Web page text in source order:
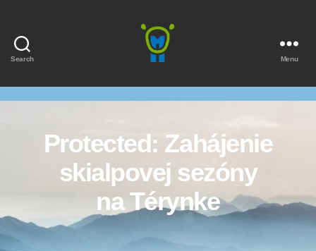
Search Menu
Protected: Zahájenie
skialpovej sezóny
na Térynke